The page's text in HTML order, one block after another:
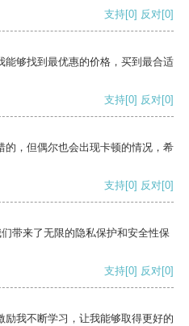
支持[0] 反对[0]
能够找到最优惠的价格，买到最合适
支持[0] 反对[0]
的，但偶尔也会出现卡顿的情况，希
支持[0] 反对[0]
带来了无限的隐私保护和安全性保
支持[0] 反对[0]
我不断学习，让我能够取得更好的